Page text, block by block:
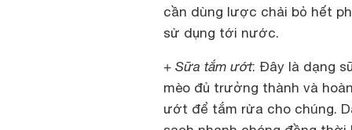
cần dùng lược chải bỏ hết
sử dụng tới nước.
+ Sữa tắm ướt: Đây là dạng
mèo đủ trưởng thành và
ướt để tắm rửa cho chúng.